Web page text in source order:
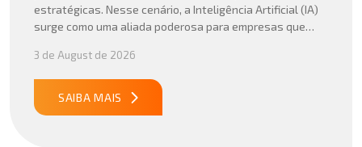
estratégicas. Nesse cenário, a Inteligência Artificial (IA)
surge como uma aliada poderosa para empresas que
suas operações internacionais. Mais do que automatizar
tarefas, a IA vem sendo aplicada para interpretar dados
complexos, […]
3 de August de 2026
SAIBA MAIS